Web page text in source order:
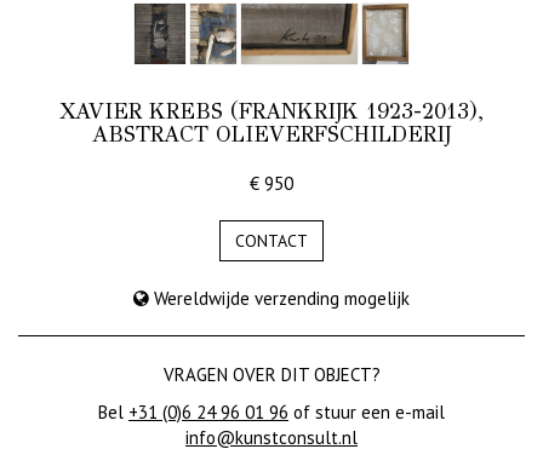
XAVIER KREBS (FRANKRIJK 1923-2013),
ABSTRACT OLIEVERFSCHILDERIJ
€ 950
CONTACT
Wereldwijde verzending mogelijk
VRAGEN OVER DIT OBJECT?
Bel +31 (0)6 24 96 01 96 of stuur een e-mail
info@kunstconsult.nl